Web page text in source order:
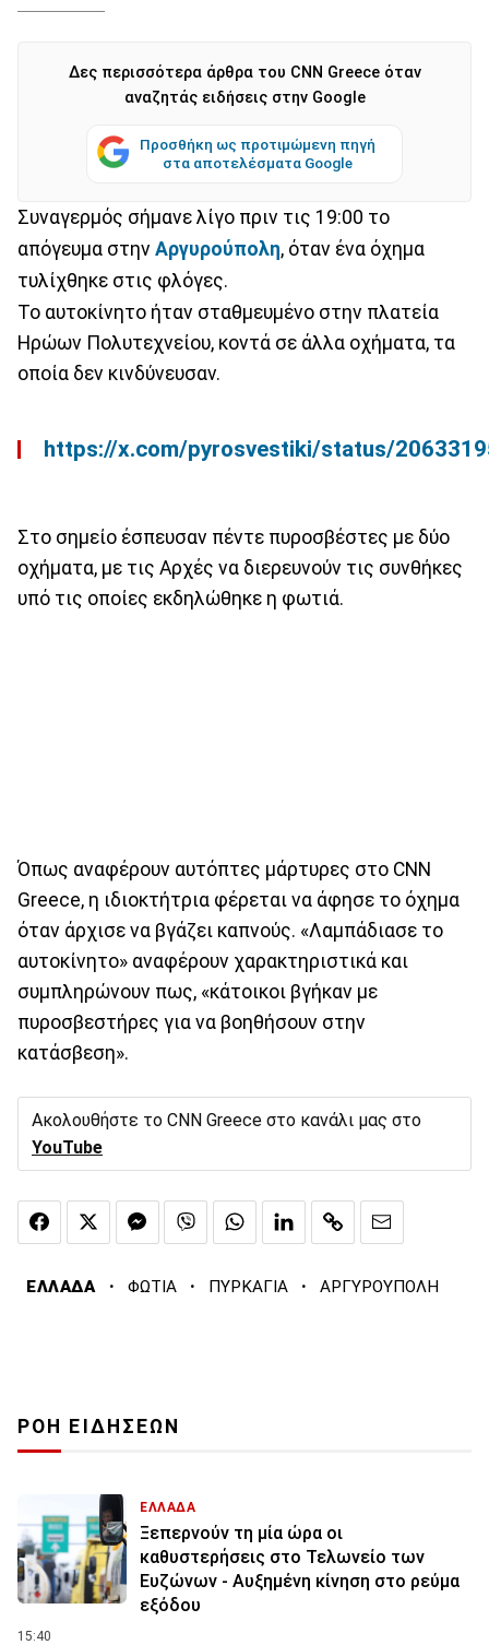
Δες περισσότερα άρθρα του CNN Greece όταν
αναζητάς ειδήσεις στην Google
Προσθήκη ως προτιμώμενη πηγή
στα αποτελέσματα Google
Συναγερμός σήμανε λίγο πριν τις 19:00 το
απόγευμα στην Αργυρούπολη, όταν ένα όχημα
τυλίχθηκε στις φλόγες.
Το αυτοκίνητο ήταν σταθμευμένο στην πλατεία
Ηρώων Πολυτεχνείου, κοντά σε άλλα οχήματα, τα
οποία δεν κινδύνευσαν.
https://x.com/pyrosvestiki/status/
Στο σημείο έσπευσαν πέντε πυροσβέστες με δύο
οχήματα, με τις Αρχές να διερευνούν τις συνθήκες
υπό τις οποίες εκδηλώθηκε η φωτιά.
Όπως αναφέρουν αυτόπτες μάρτυρες στο CNN
Greece, η ιδιοκτήτρια φέρεται να άφησε το όχημα
όταν άρχισε να βγάζει καπνούς. «Λαμπάδιασε το
αυτοκίνητο» αναφέρουν χαρακτηριστικά και
συμπληρώνουν πως, «κάτοικοι βγήκαν με
πυροσβεστήρες για να βοηθήσουν στην
κατάσβεση».
Ακολουθήστε το CNN Greece στο κανάλι μας στο
YouTube
ΕΛΛΑΔΑ · ΦΩΤΙΑ · ΠΥΡΚΑΓΙΑ · ΑΡΓΥΡΟΥΠΟΛΗ
ΡΟΗ ΕΙΔΗΣΕΩΝ
ΕΛΛΑΔΑ
Ξεπερνούν τη μία ώρα οι
καθυστερήσεις στο Τελωνείο των
Ευζώνων - Αυξημένη κίνηση στο ρεύμα
εξόδου
15:40